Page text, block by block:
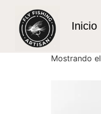
Inicio
Mostrando